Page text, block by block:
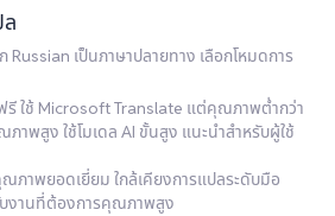
Russian เป็นภาษาปลายทาง เลือกโหมดการ
รี ใช้ Microsoft Translate แต่คุณภาพต่ำกว่า
าพสูง ใช้โมเดล AI ขั้นสูง แนะนำสำหรับผู้ใช้
ณภาพยอดเยี่ยม ใกล้เคียงการแปลระดับมือ
งานที่ต้องการคุณภาพสูง